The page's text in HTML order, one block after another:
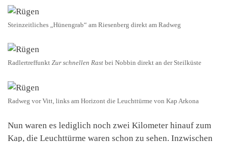
Steinzeitliches „Hünengrab“ am Riesenberg direkt am Radweg
Radlertreffunkt Zur schnellen Rast bei Nobbin direkt an der Steilküste
Radweg vor Vitt, links am Horizont die Leuchttürme von Kap Arkona
Nun waren es lediglich noch zwei Kilometer hinauf zum
Kap, die Leuchttürme waren schon zu sehen. Inzwischen